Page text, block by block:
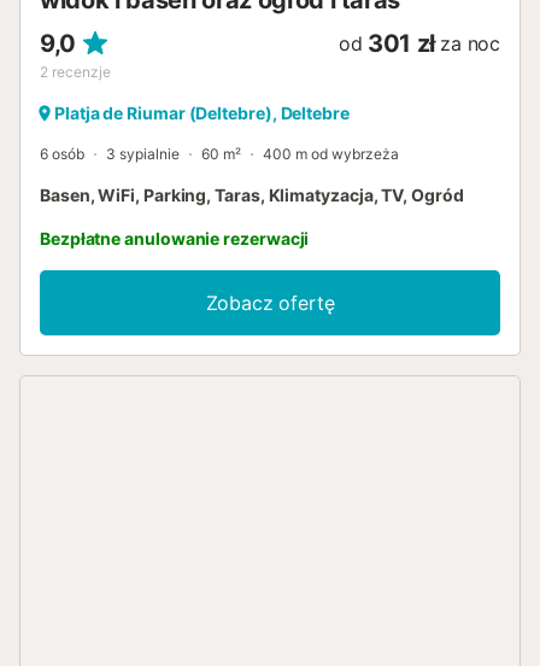
9,0
2 recenzje
od 301 zł za noc
Platja de Riumar (Deltebre), Deltebre
6 osób 3 sypialnie 60 m² 400 m od wybrzeża
Basen, WiFi, Parking, Taras, Klimatyzacja, TV, Ogród
Bezpłatne anulowanie rezerwacji
Zobacz ofertę